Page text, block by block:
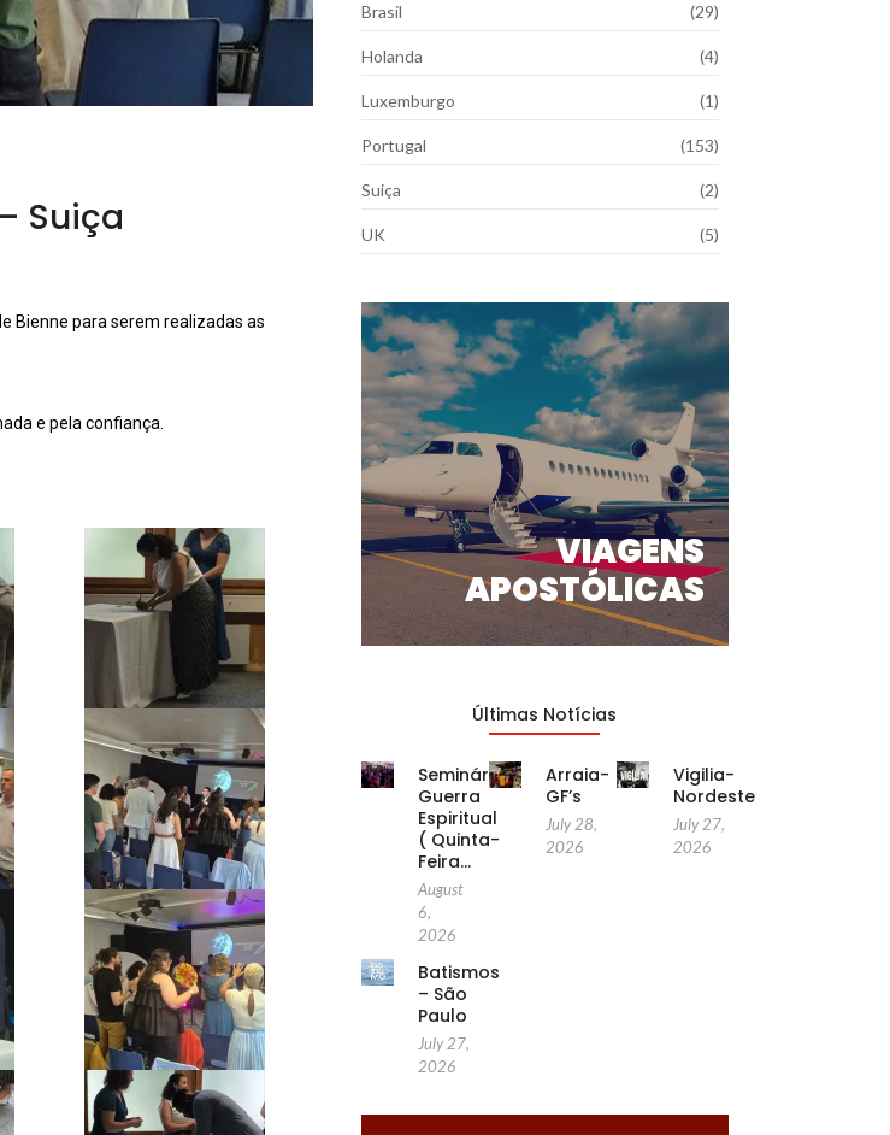
Suiça
Bienne para serem realizadas as
e pela confiança.
Brasil (29)
Holanda (4)
Luxemburgo (1)
Portugal (153)
Suiça (2)
UK (5)
VIAGENS
APOSTÓLICAS
Últimas Notícias
Seminário
Guerra
Espiritual
( Quinta-
Feira…
August
6,
2026
Arraia-
GF’s
July 28,
2026
Vigilia-
Nordeste
July 27,
2026
Batismos
– São
Paulo
July 27,
2026